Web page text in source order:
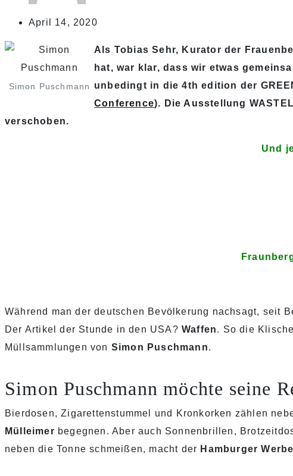
April 14, 2020
Simon Puschmann
Als Tobias Sehr, Kurator der
hat, war klar, dass wir etwas
unbedingt in die 4th edition der
Conference). Die Ausstellung
verschoben.
Und
Während man der deutschen Bevölkerung nachsagt, seit
Der Artikel der Stunde in den USA? Waffen. So die
Müllsammlungen von Simon Puschmann.
Simon Puschmann möchte seine
Bierdosen, Zigarettenstummel und Kronkorken zählen
Mülleimer begegnen. Aber auch Sonnenbrillen,
neben die Tonne schmeißen, macht der Hamburger